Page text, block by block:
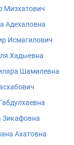
Мизхатович
Адехаловна
Исмагилович
Хадыевна
Шамилевна
Зикафовна
Ахатовна